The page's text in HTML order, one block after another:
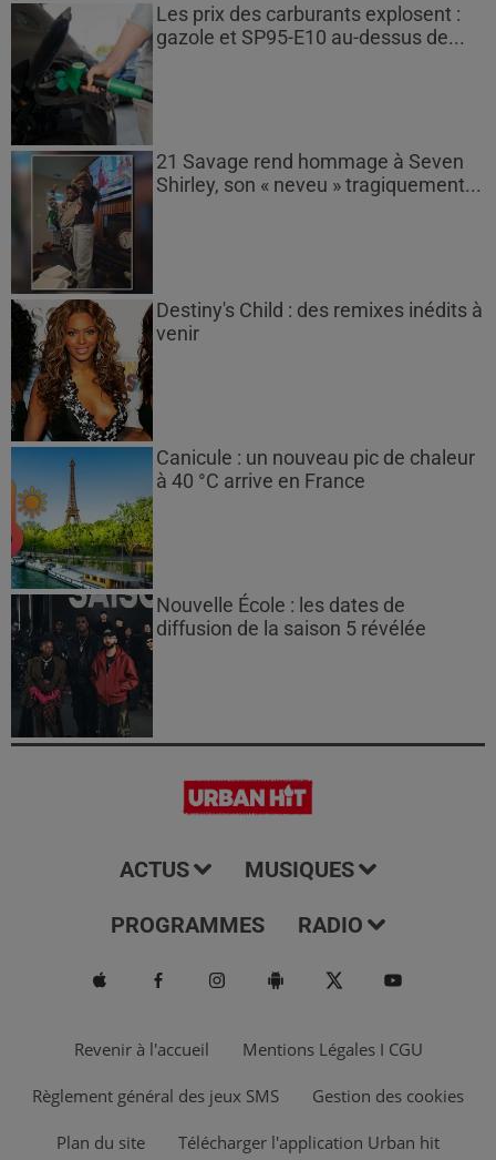
Les prix des carburants explosent :
gazole et SP95-E10 au-dessus de...
21 Savage rend hommage à Seven
Shirley, son « neveu » tragiquement...
Destiny's Child : des remixes inédits à
venir
Canicule : un nouveau pic de chaleur
à 40 °C arrive en France
Nouvelle École : les dates de
diffusion de la saison 5 révélée
ACTUS MUSIQUES
PROGRAMMES RADIO
Revenir à l'accueil Mentions Légales I CGU
Règlement général des jeux SMS Gestion des cookies
Plan du site Télécharger l'application Urban hit